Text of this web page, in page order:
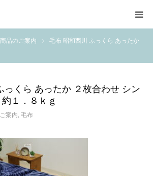
品のご案内
毛布 昭和西川 ふっくら あったか
っくら あったか ２枚合わせ シン
１．８ｋｇ
案内, 毛布
ォーム